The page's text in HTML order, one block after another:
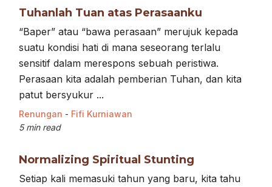
Tuhanlah Tuan atas Perasaanku
“Baper” atau “bawa perasaan” merujuk kepada
suatu kondisi hati di mana seseorang terlalu
sensitif dalam merespons sebuah peristiwa.
Perasaan kita adalah pemberian Tuhan, dan kita
patut bersyukur ...
Renungan - Fifi Kurniawan
5 min read
Normalizing Spiritual Stunting
Setiap kali memasuki tahun yang baru, kita tahu